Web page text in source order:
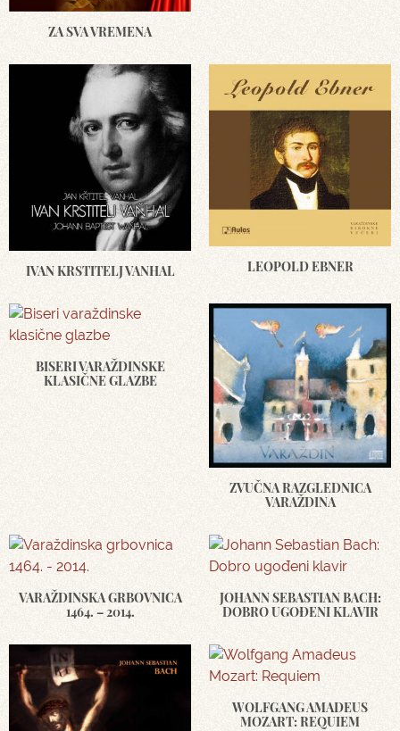
ZA SVA VREMENA
IVAN KRSTITELJ VANHAL LEOPOLD EBNER
BISERI VARAŽDINSKE
KLASIČNE GLAZBE
ZVUČNA RAZGLEDNICA
VARAŽDINA
VARAŽDINSKA GRBOVNICA
1464. – 2014.
JOHANN SEBASTIAN BACH:
DOBRO UGOĐENI KLAVIR
WOLFGANG AMADEUS
MOZART: REQUIEM